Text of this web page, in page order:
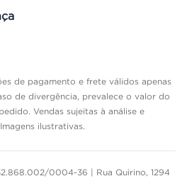
de pagamento e frete válidos apenas
de divergência, prevalece o valor do
Vendas sujeitas à análise e
ilustrativas.
0004-36 | Rua Quirino, 1294